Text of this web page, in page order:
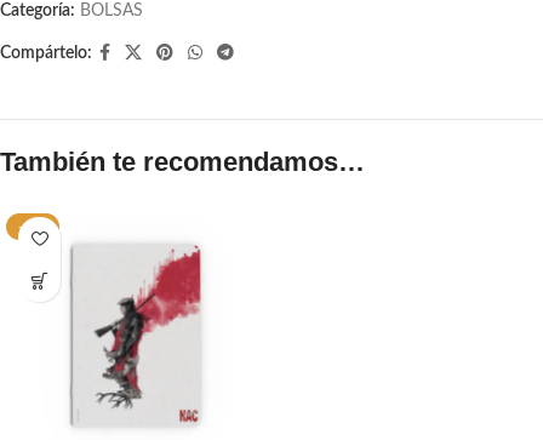
Categoría: BOLSAS
Compártelo:
También te recomendamos…
-44%